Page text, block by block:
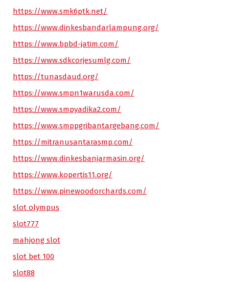
https://www.smk6ptk.net/
https://www.dinkesbandarlampung.org/
https://www.bpbd-jatim.com/
https://www.sdkcorjesumlg.com/
https://tunasdaud.org/
https://www.smpn1warusda.com/
https://www.smpyadika2.com/
https://www.smppgribantargebang.com/
https://mitranusantarasmp.com/
https://www.dinkesbanjarmasin.org/
https://www.kopertis11.org/
https://www.pinewoodorchards.com/
slot olympus
slot777
mahjong slot
slot bet 100
slot88